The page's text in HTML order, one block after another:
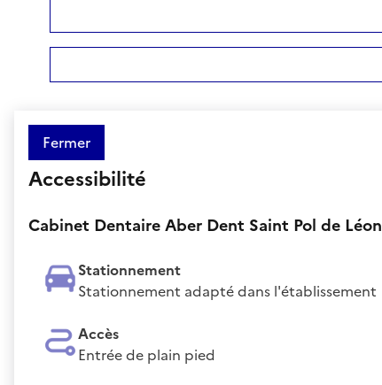
Fermer
Accessibilité
Cabinet Dentaire Aber Dent Saint Pol de Léon
Stationnement
Stationnement adapté dans l'établissement
Accès
Entrée de plain pied